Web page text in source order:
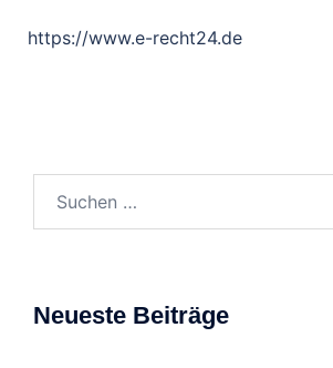
https://www.e-recht24.de
Neueste Beiträge